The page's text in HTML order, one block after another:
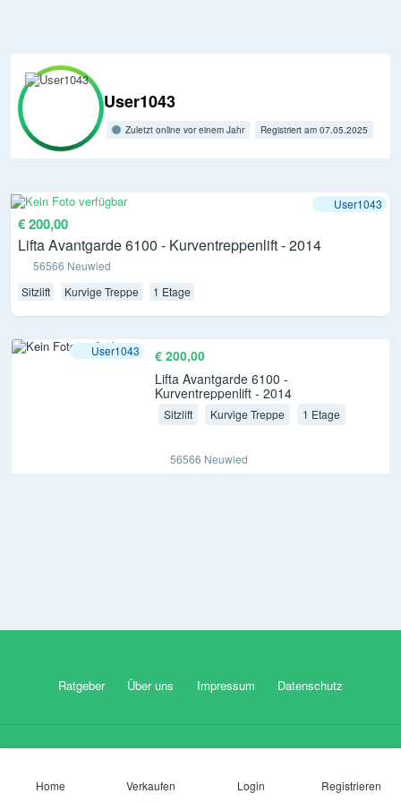
User1043
Zuletzt online vor einem Jahr Registriert am 07.05.2025
€ 200,00
Lifta Avantgarde 6100 - Kurventreppenlift - 2014
56566 Neuwied
Sitzlift
Kurvige Treppe 1 Etage
User1043
User1043
€ 200,00
Lifta Avantgarde 6100 -
Kurventreppenlift - 2014
Sitzlift Kurvige Treppe 1 Etage
56566 Neuwied
Ratgeber Über uns Impressum Datenschutz
Home Verkaufen Login Registrieren